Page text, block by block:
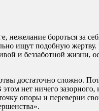
нежелание бороться за
ищут подобную
и беззаботной
достаточно сложно.
нет ничего зазорного,
опоры и переверни